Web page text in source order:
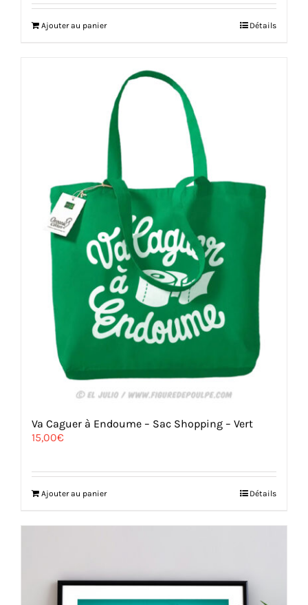
Ajouter au panier Détails
Va Caguer à Endoume – Sac Shopping – Vert
15,00€
Ajouter au panier Détails